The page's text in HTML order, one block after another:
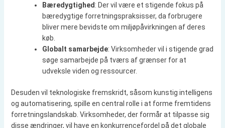
Bæredygtighed : Der vil være et stigende fokus på
bæredygtige forretningspraksisser, da forbrugere
bliver mere bevidste om miljøpåvirkningen af deres
køb.
Globalt samarbejde: Virksomheder vil i stigende grad
søge samarbejde på tværs af grænser for at
udveksle viden og ressourcer.
Desuden vil teknologiske fremskridt, såsom kunstig intelligens
og automatisering, spille en central rolle i at forme fremtidens
forretningslandskab. Virksomheder, der formår at tilpasse sig
disse ændringer, vil have en konkurrencefordel på det globale